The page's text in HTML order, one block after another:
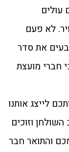
עולים
לא פעם
את סדר
חברי מועצת
לייצג אותנו
וזוכים
והתואר חבר